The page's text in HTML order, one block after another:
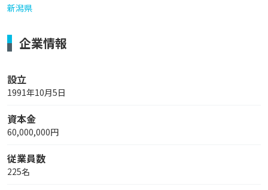
新潟県
企業情報
設立
1991年10月5日
資本金
60,000,000円
従業員数
225名